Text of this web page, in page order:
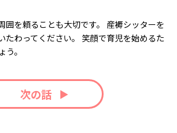
囲を頼ることも大切です。 産褥シッターを
たわってください。 笑顔で育児を始めるた
。
次の話